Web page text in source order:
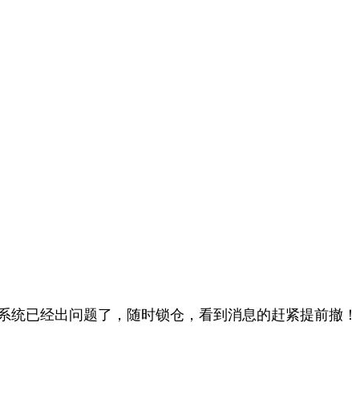
已经出问题了，随时锁仓，看到消息的赶紧提前撤！